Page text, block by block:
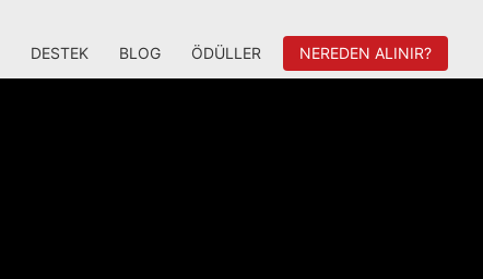
DESTEK BLOG ÖDÜLLER NEREDEN ALINIR?